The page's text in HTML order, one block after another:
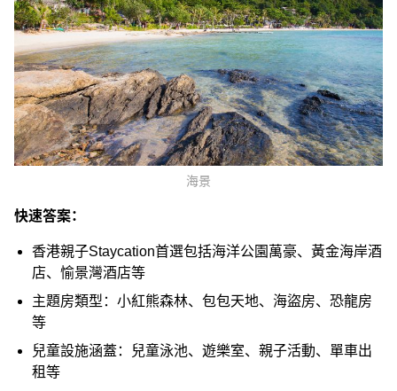
海景
快速答案：
香港親子Staycation首選包括海洋公園萬豪、黃金海岸酒
店、愉景灣酒店等
主題房類型：小紅熊森林、包包天地、海盜房、恐龍房
等
兒童設施涵蓋：兒童泳池、遊樂室、親子活動、單車出
租等